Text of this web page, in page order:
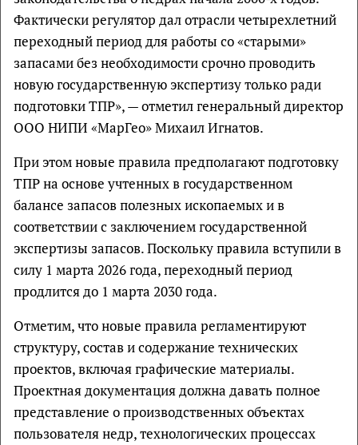
Фактически регулятор дал отрасли четырехлетний
переходный период для работы со «старыми»
запасами без необходимости срочно проводить
новую государственную экспертизу только ради
подготовки ТПР», — отметил генеральный директор
ООО НИПИ «МарГео» Михаил Игнатов.
При этом новые правила предполагают подготовку
ТПР на основе учтенных в государственном
балансе запасов полезных ископаемых и в
соответствии с заключением государственной
экспертизы запасов. Поскольку правила вступили в
силу 1 марта 2026 года, переходный период
продлится до 1 марта 2030 года.
Отметим, что новые правила регламентируют
структуру, состав и содержание технических
проектов, включая графические материалы.
Проектная документация должна давать полное
представление о производственных объектах
пользователя недр, технологических процессах